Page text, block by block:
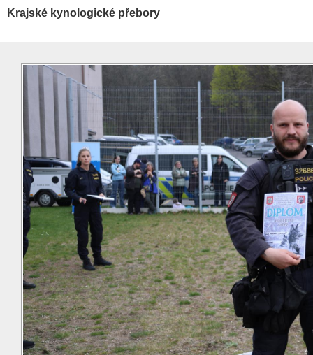
Krajské kynologické přebory